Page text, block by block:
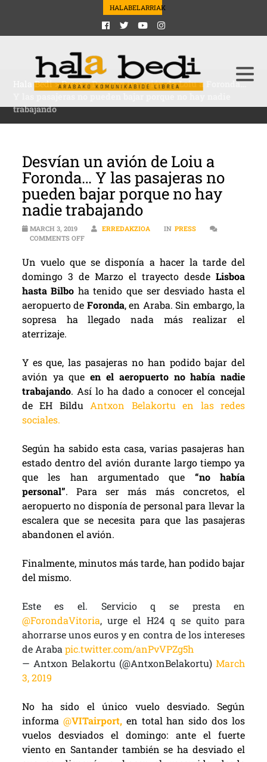
HALABELARRIAK
Hala Bedi>Press>Desvían un avión de Loiu a Foronda…
trabajando
Desvían un avión de Loiu a
Foronda… Y las pasajeras no
pueden bajar porque no hay
nadie trabajando
MARCH 3, 2019 ERREDAKZIOA IN PRESS
COMMENTS OFFON DESVÍAN UN AVIÓN DE LOIU A FORONDA… Y LAS
Un vuelo que se disponía a hacer la tarde del
domingo 3 de Marzo el trayecto desdeLisboa
hasta Bilbo ha tenido que ser desviado hasta el
aeropuerto de Foronda, en Araba. Sin embargo, la
sopresa ha llegado nada más realizar el
aterrizaje.
Y es que, las pasajeras no han podido bajar del
avión ya queen el aeropuerto no había nadie
trabajando. Así lo ha dado a conocer el concejal
de EH Bildu Antxon Belakortu en las redes
sociales.
Según ha sabido esta casa, varias pasajeras han
estado dentro del avión durante largo tiempo ya
que les han argumentado que “no había
personal”. Para ser más más concretos, el
aeropuerto no disponía de personal para llevar la
escalera que se necesita para que las pasajeras
abandonen el avión.
Finalmente, minutos más tarde, han podido bajar
del mismo.
Este es el. Servicio q se presta en
@ForondaVitoria, urge el H24 q se quito para
ahorrarse unos euros y en contra de los intereses
de Araba pic.twitter.com/anPvVPZg5h
— Antxon Belakortu (@AntxonBelakortu)March
3, 2019
No ha sido el único vuelo desviado. Según
informa @VITairport,en total han sido dos los
vuelos desviados el domingo: ante el fuerte
viento en Santander también se ha desviado el